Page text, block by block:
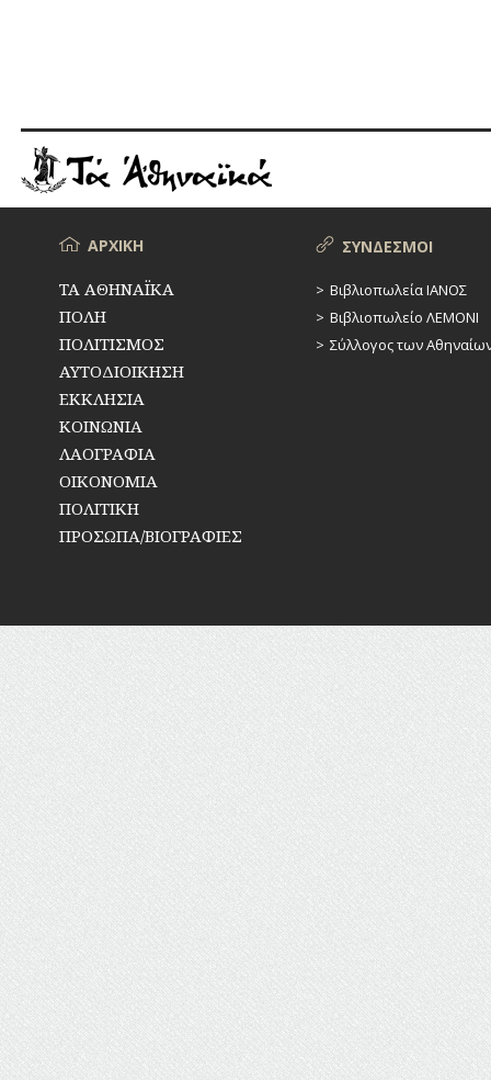
ΜενούΑΡΧΙΚΗ
ΤΑ ΑΘΗΝΑΪΚΑ
ΠΟΛΗ
ΠΟΛΙΤΙΣΜΟΣ
ΑΥΤΟΔΙΟΙΚΗΣΗ
ΕΚΚΛΗΣΙΑ
ΚΟΙΝΩΝΙΑ
ΛΑΟΓΡΑΦΙΑ
ΟΙΚΟΝΟΜΙΑ
ΠΟΛΙΤΙΚΗ
ΠΡΟΣΩΠΑ/ΒΙΟΓΡΑΦΙΕΣ
ΣΥΝΔΕΣΜΟΙ
Βιβλιοπωλεία ΙΑΝΟΣ
Βιβλιοπωλείο ΛΕΜΟΝΙ
Σύλλογος των